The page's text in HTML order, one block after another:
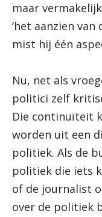
maar
‘het aanzien
mist hij één
Nu, net als
politici zelf
Die continuïteit
worden uit een
politiek. Als de
politiek die iets
of de journalist
over de politiek